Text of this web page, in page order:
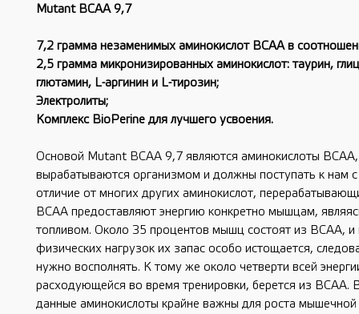
Mutant BCAA 9,7
7,2 грамма незаменимых аминокислот BCAA в
2,5 грамма микронизированных аминокислот: таурин,
глютамин, L-аргинин и L-тирозин;
Электролиты;
Комплекс BioPerine для лучшего усвоения.
Основой Mutant BCAA 9,7 являются аминокислоты
вырабатываются организмом и должны поступать к нам
отличие от многих других аминокислот,
ВСАА предоставляют энергию конкретно мышцам,
топливом. Около 35 процентов мышц состоят из ВСАА, и
физических нагрузок их запас особо истощается,
нужно восполнять. К тому же около четверти всей
расходующейся во время тренировки, берется из ВСАА.
данные аминокислоты крайне важны для роста